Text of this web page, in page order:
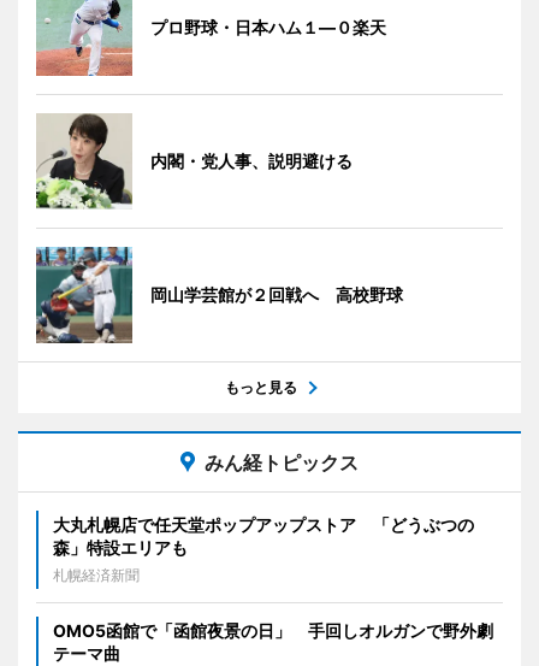
プロ野球・日本ハム１―０楽天
内閣・党人事、説明避ける
岡山学芸館が２回戦へ 高校野球
もっと見る
みん経トピックス
大丸札幌店で任天堂ポップアップストア 「どうぶつの
森」特設エリアも
札幌経済新聞
OMO5函館で「函館夜景の日」 手回しオルガンで野外劇
テーマ曲